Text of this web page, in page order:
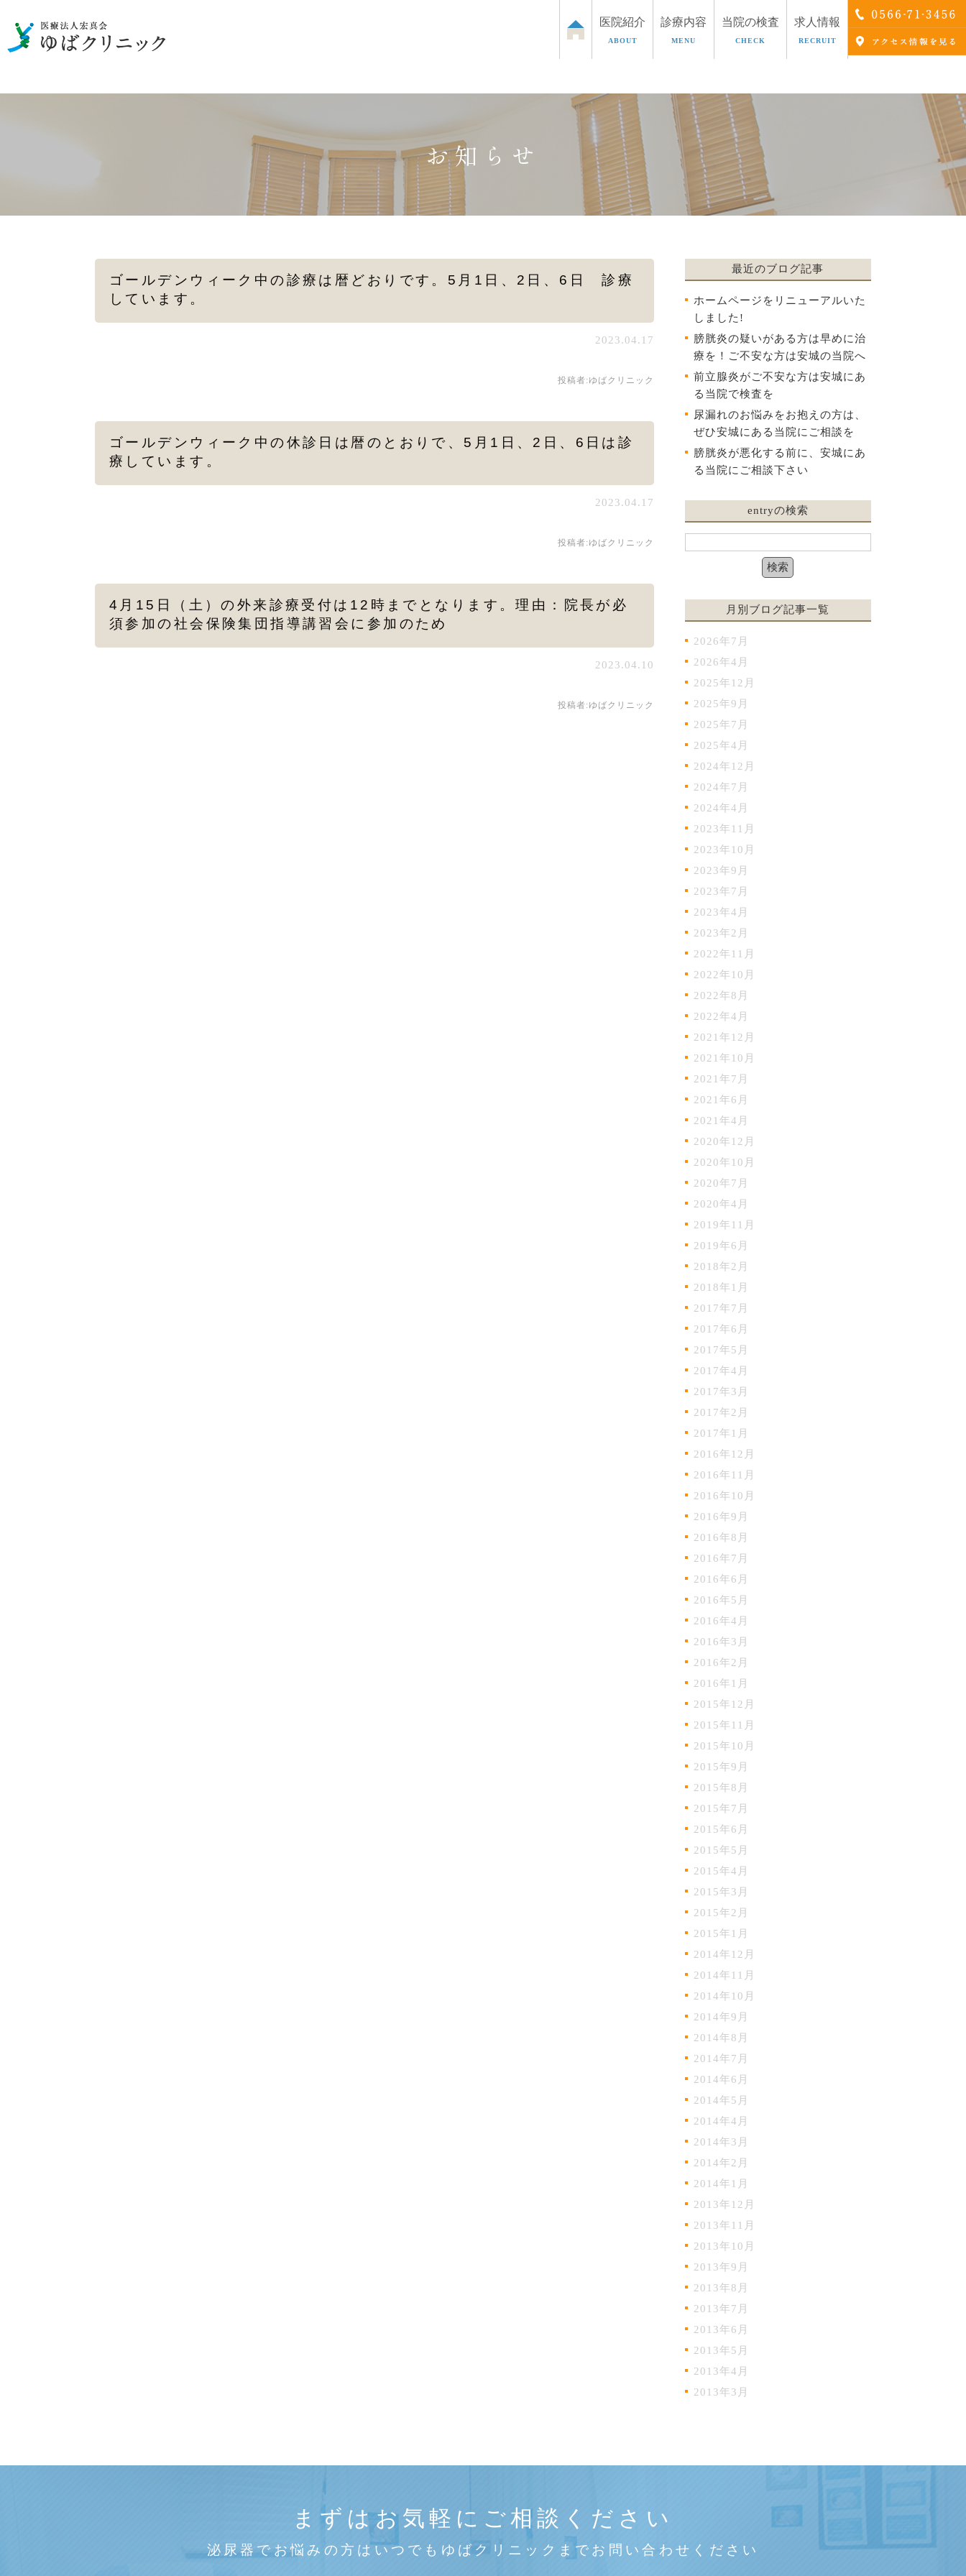
医院紹介
ABOUT
診療内容
MENU
女性の泌尿器のお悩み お子さまの泌尿器のお悩み ED治療
AGA治療
当院の検査
CHECK
性病の検査・治療
求人情報
RECRUIT
お知らせ
ゴールデンウィーク中の診療は暦どおりです。5月1日、2日、6日 診療
しています。
2023.04.17
投稿者: ゆばクリニック
ゴールデンウィーク中の休診日は暦のとおりで、5月1日、2日、6日は診
療しています。
2023.04.17
投稿者: ゆばクリニック
4月15日（土）の外来診療受付は12時までとなります。理由：院長が必
須参加の社会保険集団指導講習会に参加のため
2023.04.10
投稿者: ゆばクリニック
最近のブログ記事
ホームページをリニューアルいた
しました!
膀胱炎の疑いがある方は早めに治
療を！ご不安な方は安城の当院へ
前立腺炎がご不安な方は安城にあ
る当院で検査を
尿漏れのお悩みをお抱えの方は、
ぜひ安城にある当院にご相談を
膀胱炎が悪化する前に、安城にあ
る当院にご相談下さい
entryの検索
月別ブログ記事一覧
2026年7月
2026年4月
2025年12月
2025年9月
2025年7月
2025年4月
2024年12月
2024年7月
2024年4月
2023年11月
2023年10月
2023年9月
2023年7月
2023年4月
2023年2月
2022年11月
2022年10月
2022年8月
2022年4月
2021年12月
2021年10月
2021年7月
2021年6月
2021年4月
2020年12月
2020年10月
2020年7月
2020年4月
2019年11月
2019年6月
2018年2月
2018年1月
2017年7月
2017年6月
2017年5月
2017年4月
2017年3月
2017年2月
2017年1月
2016年12月
2016年11月
2016年10月
2016年9月
2016年8月
2016年7月
2016年6月
2016年5月
2016年4月
2016年3月
2016年2月
2016年1月
2015年12月
2015年11月
2015年10月
2015年9月
2015年8月
2015年7月
2015年6月
2015年5月
2015年4月
2015年3月
2015年2月
2015年1月
2014年12月
2014年11月
2014年10月
2014年9月
2014年8月
2014年7月
2014年6月
2014年5月
2014年4月
2014年3月
2014年2月
2014年1月
2013年12月
2013年11月
2013年10月
2013年9月
2013年8月
2013年7月
2013年6月
2013年5月
2013年4月
2013年3月
まずはお気軽にご相談ください
泌尿器でお悩みの方はいつでもゆばクリニックまでお問い合わせください